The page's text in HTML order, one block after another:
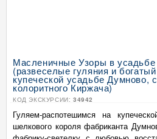
Масленичные Узоры в
(развеселые гуляния и
купеческой усадьбе Думново,
колоритного Киржача)
КОД ЭКСКУРСИИ: 34942
Гуляем-распотешимся на
шелкового короля фабриканта